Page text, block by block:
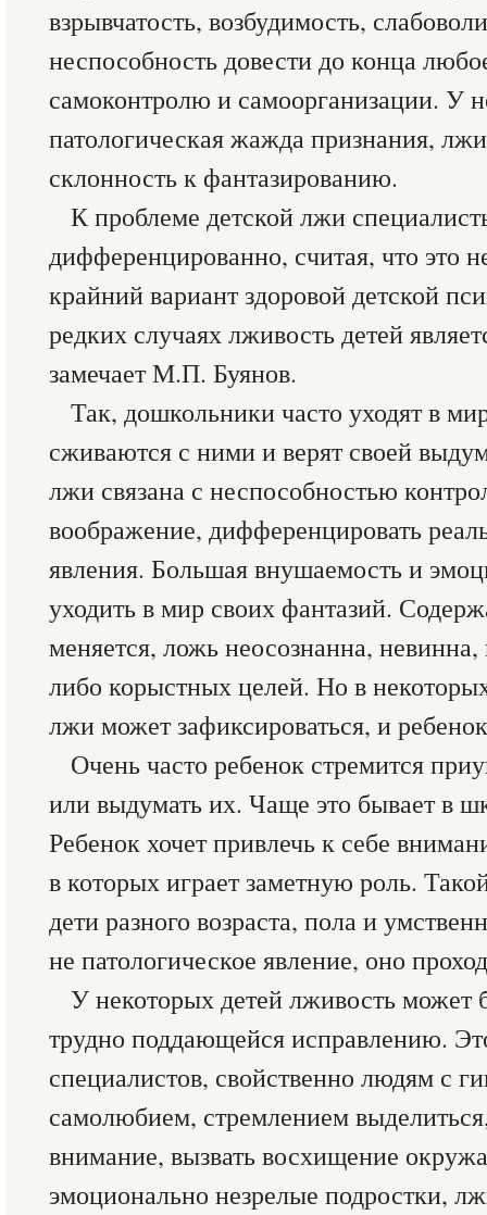
взрывчатость, возбудимость,
неспособность довести до конца
самоконтролю и самоорганизации. У
патологическая жажда признания,
склонность к фантазированию.
К проблеме детской лжи
дифференцированно, считая, что это
крайний вариант здоровой детской
редких случаях лживость детей
замечает М.П. Буянов.
Так, дошкольники часто уходят в
сживаются с ними и верят своей
лжи связана с неспособностью
воображение, дифференцировать
явления. Большая внушаемость и
уходить в мир своих фантазий.
меняется, ложь неосознанна,
либо корыстных целей. Но в
лжи может зафиксироваться, и
Очень часто ребенок стремится
или выдумать их. Чаще это бывает в
Ребенок хочет привлечь к себе
в которых играет заметную роль.
дети разного возраста, пола и
не патологическое явление, оно
У некоторых детей лживость может
трудно поддающейся исправлению.
специалистов, свойственно людям с
самолюбием, стремлением
внимание, вызвать восхищение
эмоционально незрелые подростки,